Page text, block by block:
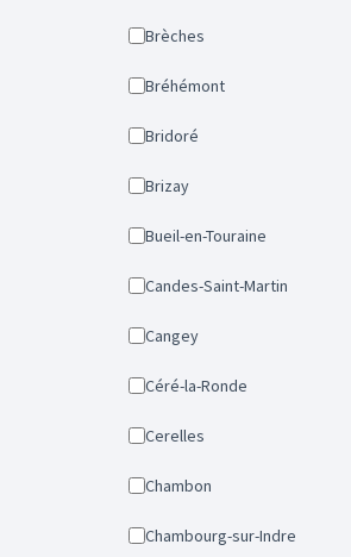
Brèches
Bréhémont
Bridoré
Brizay
Bueil-en-Touraine
Candes-Saint-Martin
Cangey
Céré-la-Ronde
Cerelles
Chambon
Chambourg-sur-Indre